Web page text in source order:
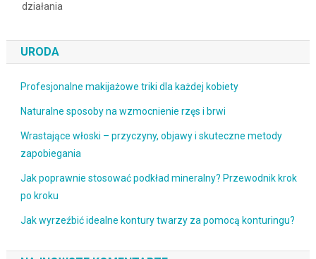
działania
URODA
Profesjonalne makijażowe triki dla każdej kobiety
Naturalne sposoby na wzmocnienie rzęs i brwi
Wrastające włoski – przyczyny, objawy i skuteczne metody
zapobiegania
Jak poprawnie stosować podkład mineralny? Przewodnik krok
po kroku
Jak wyrzeźbić idealne kontury twarzy za pomocą konturingu?